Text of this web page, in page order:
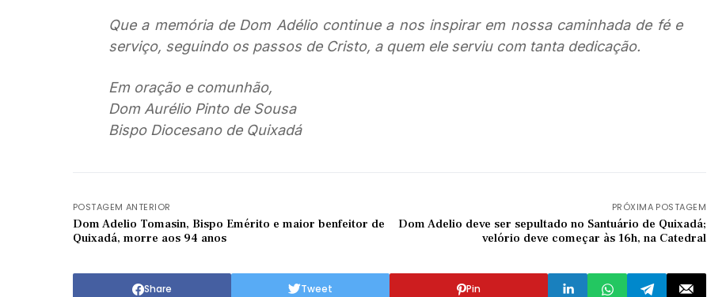
Que a memória de Dom Adélio continue a nos inspirar em nossa caminhada de fé e
serviço, seguindo os passos de Cristo, a quem ele serviu com tanta dedicação.
Em oração e comunhão,
Dom Aurélio Pinto de Sousa
Bispo Diocesano de Quixadá
POSTAGEM ANTERIOR
Dom Adelio Tomasin, Bispo Emérito e maior benfeitor de
Quixadá, morre aos 94 anos
PRÓXIMA POSTAGEM
Dom Adelio deve ser sepultado no Santuário de Quixadá;
velório deve começar às 16h, na Catedral
Share Tweet Pin